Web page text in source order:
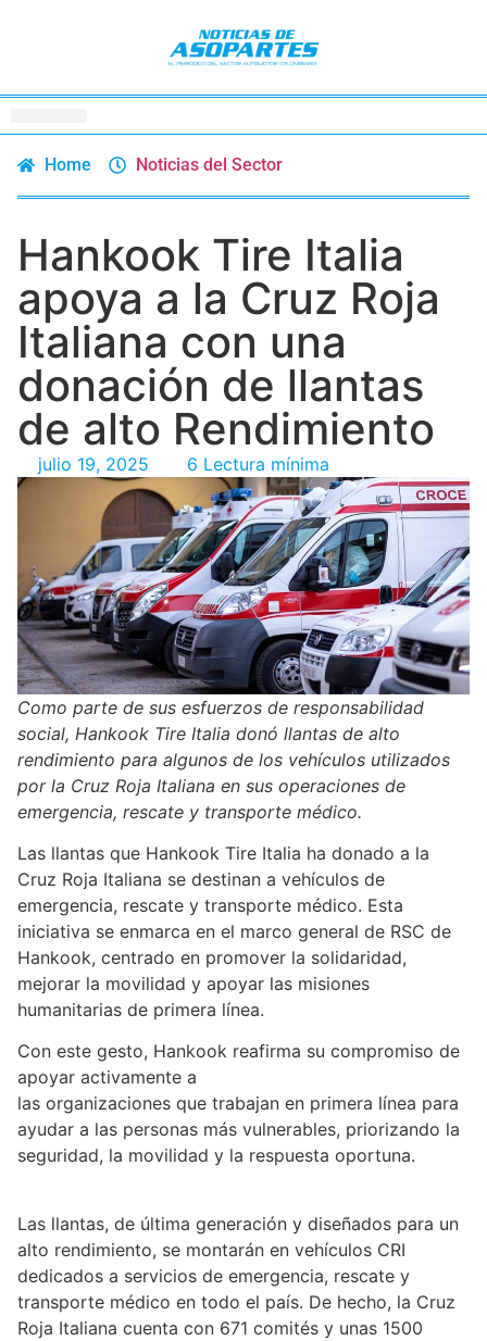
Home Noticias del Sector
Hankook Tire Italia
apoya a la Cruz Roja
Italiana con una
donación de llantas
de alto Rendimiento
julio 19, 2025 6 Lectura mínima
Como parte de sus esfuerzos de responsabilidad
social, Hankook Tire Italia donó llantas de alto
rendimiento para algunos de los vehículos utilizados
por la Cruz Roja Italiana en sus operaciones de
emergencia, rescate y transporte médico.
Las llantas que Hankook Tire Italia ha donado a la
Cruz Roja Italiana se destinan a vehículos de
emergencia, rescate y transporte médico. Esta
iniciativa se enmarca en el marco general de RSC de
Hankook, centrado en promover la solidaridad,
mejorar la movilidad y apoyar las misiones
humanitarias de primera línea.
Con este gesto, Hankook reafirma su compromiso de
apoyar activamente a
las organizaciones que trabajan en primera línea para
ayudar a las personas más vulnerables, priorizando la
seguridad, la movilidad y la respuesta oportuna.
Las llantas, de última generación y diseñados para un
alto rendimiento, se montarán en vehículos CRI
dedicados a servicios de emergencia, rescate y
transporte médico en todo el país. De hecho, la Cruz
Roja Italiana cuenta con 671 comités y unas 1500